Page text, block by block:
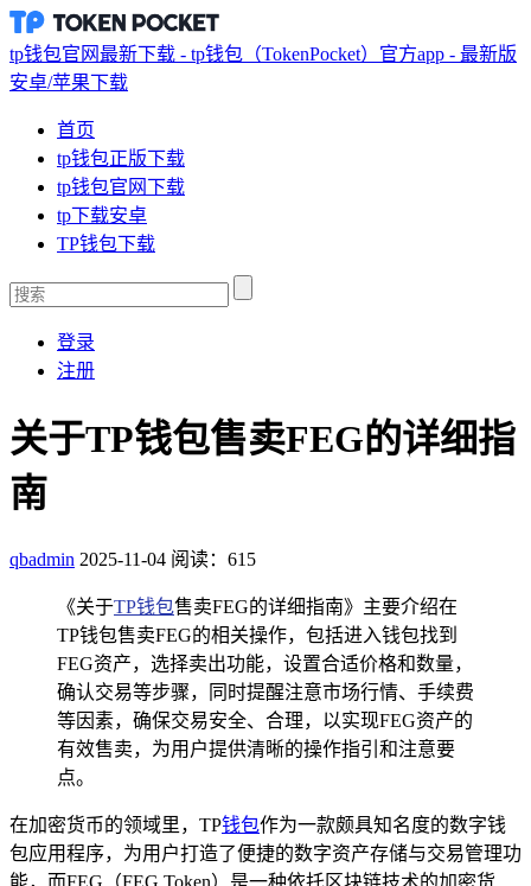
tp钱包官网最新下载 - tp钱包（TokenPocket）官方app - 最新版
安卓/苹果下载
首页
tp钱包正版下载
tp钱包官网下载
tp下载安卓
TP钱包下载
登录
注册
关于TP钱包售卖FEG的详细指
南
qbadmin 2025-11-04 阅读：615
《关于TP钱包售卖FEG的详细指南》主要介绍在
TP钱包售卖FEG的相关操作，包括进入钱包找到
FEG资产，选择卖出功能，设置合适价格和数量，
确认交易等步骤，同时提醒注意市场行情、手续费
等因素，确保交易安全、合理，以实现FEG资产的
有效售卖，为用户提供清晰的操作指引和注意要
点。
在加密货币的领域里，TP钱包作为一款颇具知名度的数字钱
包应用程序，为用户打造了便捷的数字资产存储与交易管理功
能，而FEG（FEG Token）是一种依托区块链技术的加密货